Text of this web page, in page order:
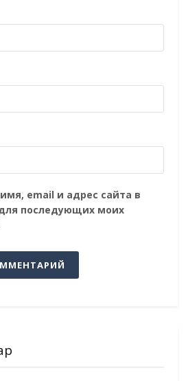
email и адрес сайта в
последующих моих